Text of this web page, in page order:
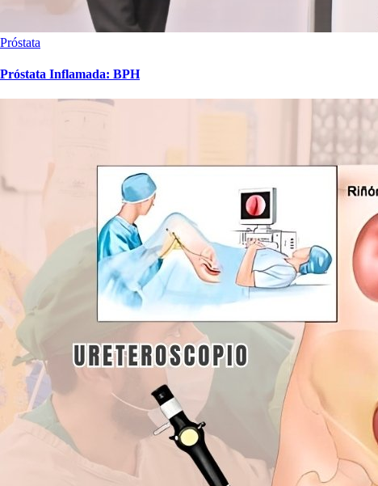
Próstata
Próstata Inflamada: BPH